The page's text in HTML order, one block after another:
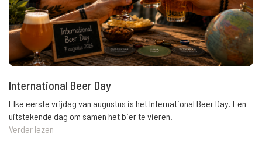
International Beer Day
Elke eerste vrijdag van augustus is het International Beer Day. Een
uitstekende dag om samen het bier te vieren.
Verder lezen